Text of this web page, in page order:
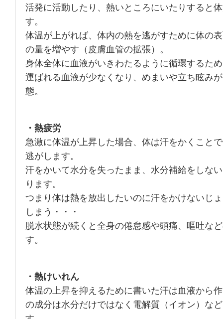
活発に活動したり、熱いところにいたりすると
す。
体温が上がれば、体内の熱を逃がすために体の
の量を増やす（皮膚血管の拡張）。
身体全体に血液がいきわたるように循環するた
運ばれる血液が少なくなり、めまいや立ち眩み
態。
・熱疲労
急激に体温が上昇した場合、体は汗をかくこと
逃がします。
汗をかいて水分を失ったまま、水分補給をしな
ります。
つまり体は熱を放出したいのに汗をかけないじ
しまう・・・
脱水状態が続くと全身の倦怠感や頭痛、嘔吐な
す。
・熱けいれん
体温の上昇を抑えるために書いた汗は血液から
の成分は水分だけではなく電解質（イオン）な